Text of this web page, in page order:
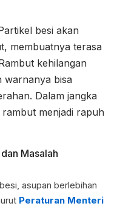
besi akan
membuatnya terasa
kehilangan
warnanya bisa
Dalam jangka
menjadi rapuh
Masalah
asupan berlebihan
Peraturan Menteri